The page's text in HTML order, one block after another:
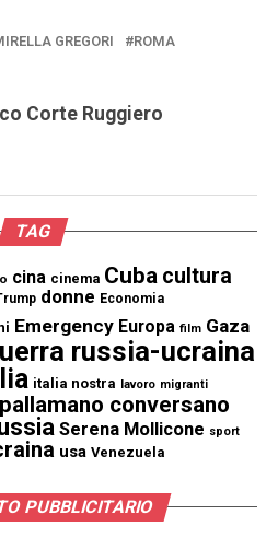
GREGORI
ROMA
Corte Ruggiero
TAG
cina cinema Cuba cultura
donne Economia
Emergency Europa film Gaza
russia-ucraina
italia nostra lavoro migranti
pallamano conversano
Serena Mollicone sport
usa Venezuela
PUBBLICITARIO